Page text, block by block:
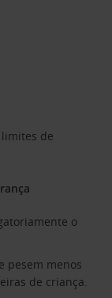
de
o
pesem menos
de criança.